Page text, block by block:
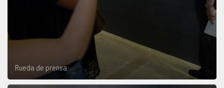
Rueda de prensa